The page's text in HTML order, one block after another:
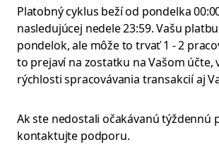
Platobný cyklus beží od pondelka
nasledujúcej nedele 23:59. Vašu
pondelok, ale môže to trvať 1 - 2
to prejaví na zostatku na Vašom účte,
rýchlosti spracovávania transakcií aj
Ak ste nedostali očakávanú týždennú
kontaktujte podporu.